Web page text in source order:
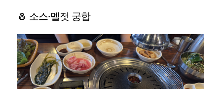
🧂 소스·멜젓 궁합